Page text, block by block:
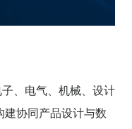
、电气、机械、设计
建协同产品设计与数